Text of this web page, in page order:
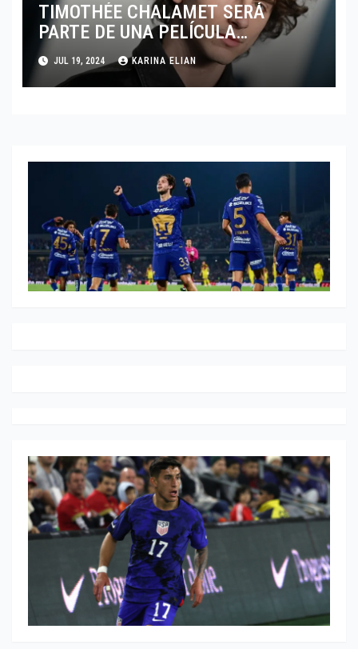
TIMOTHÉE CHALAMET SERÁ
PARTE DE UNA PELÍCULA
ADENTRADA EN EL MUNDO DEL
PING PONG
JUL 19, 2024 KARINA ELIAN